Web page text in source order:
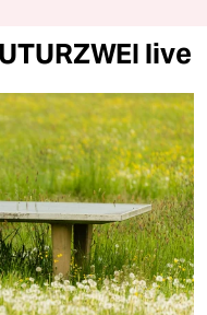
live